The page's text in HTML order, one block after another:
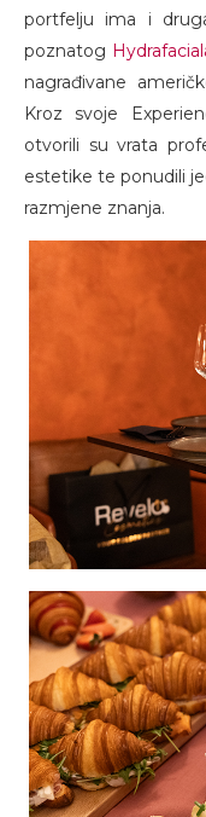
portfelju ima i
poznatog
nagrađivane
Kroz svoje
otvorili su vrata
estetike te ponudili
razmjene znanja.